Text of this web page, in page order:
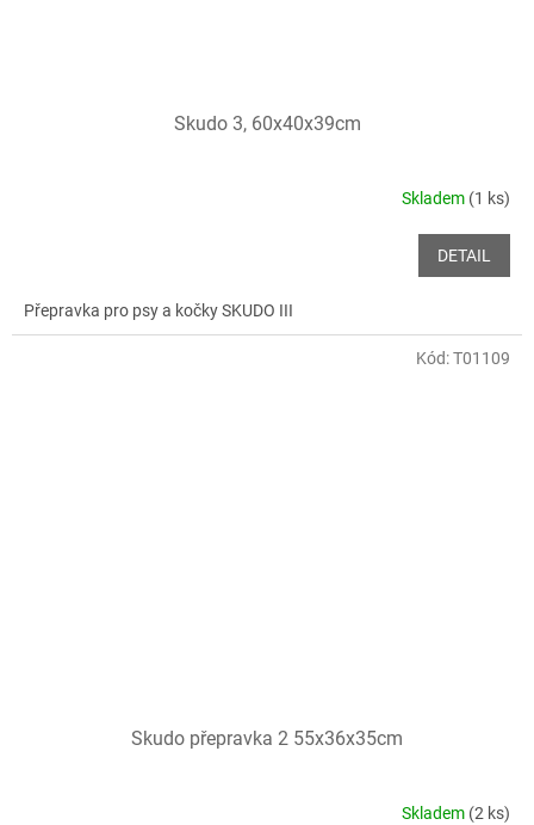
Skudo 3, 60x40x39cm
Skladem (1 ks)
DETAIL
Přepravka pro psy a kočky SKUDO III
Skudo přepravka 2 55x36x35cm
Skladem (2 ks)
Kód:T01109